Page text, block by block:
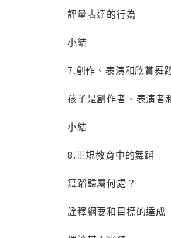
評量表達的行為
小結
7.創作、表演和欣賞舞
孩子是創作者、表演者
小結
8.正規教育中的舞蹈
舞蹈歸屬何處？
詮釋綱要和目標的達成